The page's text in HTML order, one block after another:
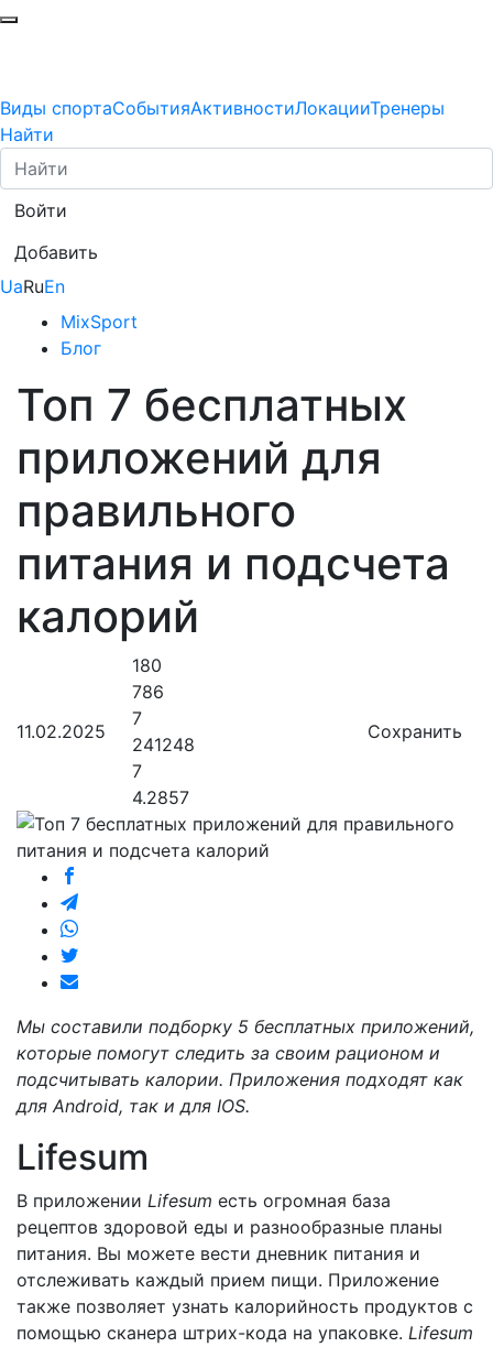
Виды спортаСобытияАктивностиЛокацииТренеры
Найти
Войти
Добавить
UaRuEn
MixSport
Блог
Топ 7 бесплатных
приложений для
правильного
питания и подсчета
калорий
11.02.2025
180
786
7
241248
7
4.2857
Сохранить
Мы составили подборку 5 бесплатных приложений,
которые помогут следить за своим рационом и
подсчитывать калории. Приложения подходят как
для Android, так и для IOS.
Lifesum
В приложении Lifesum есть огромная база
рецептов здоровой еды и разнообразные планы
питания. Вы можете вести дневник питания и
отслеживать каждый прием пищи. Приложение
также позволяет узнать калорийность продуктов с
помощью сканера штрих-кода на упаковке. Lifesum